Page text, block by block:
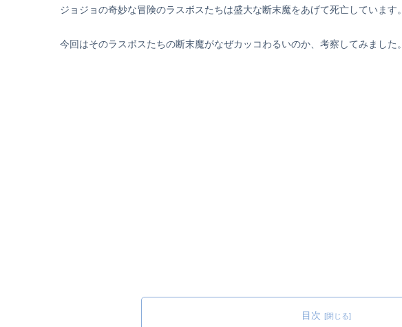
ジョジョの奇妙な冒険のラスボスたちは盛大な断末魔をあげて死亡しています。
今回はそのラスボスたちの断末魔がなぜカッコわるいのか、考察してみました。
目次